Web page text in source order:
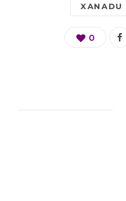
XANADU
0